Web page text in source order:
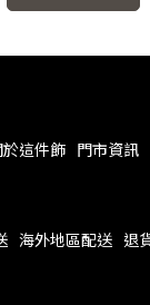
於這件飾 門市資訊
海外地區配送 退